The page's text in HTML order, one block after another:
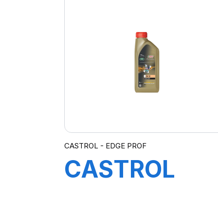
A3 10W-40 4L
CASTROL - EDGE PROF
CASTROL